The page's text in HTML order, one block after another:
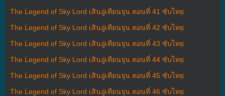
The Legend of Sky Lord เสินอู่เทียนจุน ตอนที่ 41 ซับไทย
The Legend of Sky Lord เสินอู่เทียนจุน ตอนที่ 42 ซับไทย
The Legend of Sky Lord เสินอู่เทียนจุน ตอนที่ 43 ซับไทย
The Legend of Sky Lord เสินอู่เทียนจุน ตอนที่ 44 ซับไทย
The Legend of Sky Lord เสินอู่เทียนจุน ตอนที่ 45 ซับไทย
The Legend of Sky Lord เสินอู่เทียนจุน ตอนที่ 46 ซับไทย